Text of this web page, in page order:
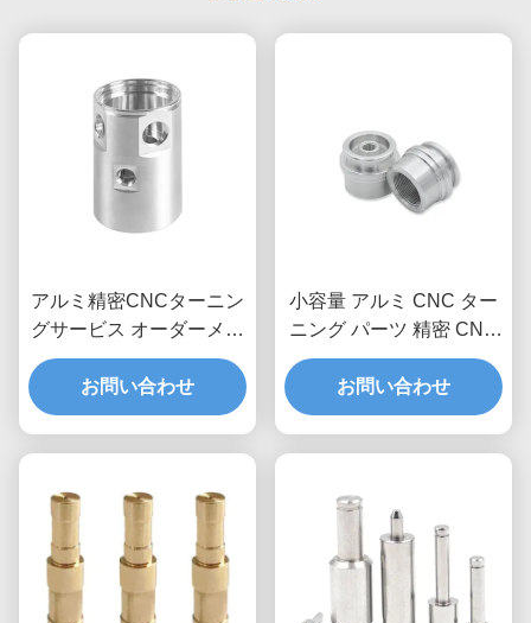
アルミ精密CNCターニン
グサービス オーダーメイ
ド加工ドリリング切断部
品
お問い合わせ
小容量 アルミ CNC ター
ニング パーツ 精密 CNC
掘削 パーツ
お問い合わせ